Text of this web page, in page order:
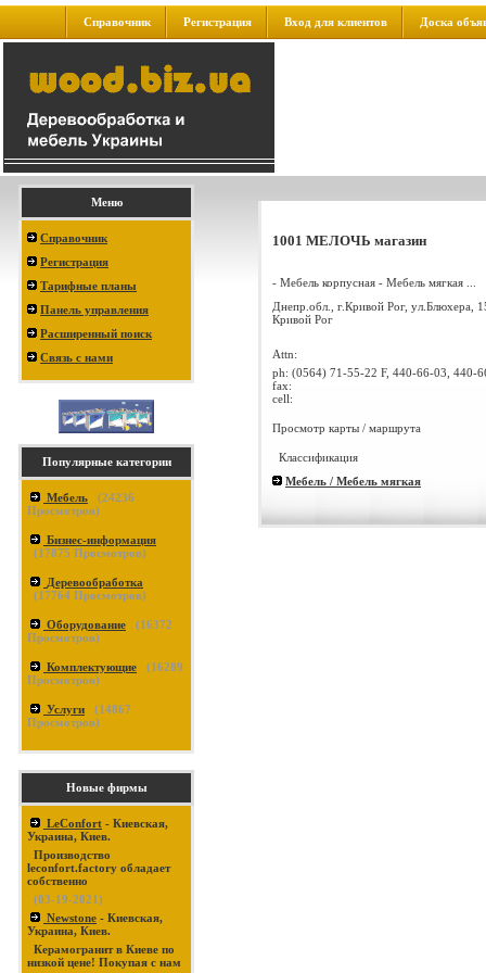
Справочник Регистрация Вход для клиентов Доска
Меню
Справочник
Регистрация
Тарифные планы
Панель управления
Расширенный поиск
Связь с нами
Популярные категории
Мебель (24236
Просмотров)
Бизнес-информация
(17875 Просмотров)
Деревообработка
(17764 Просмотров)
Оборудование (16372
Просмотров)
Комплектующие (16289
Просмотров)
Услуги (14867
Просмотров)
Новые фирмы
LeConfort - Киевская,
Украина, Киев.
Производство
leconfort.factory обладает
собственно
(03-19-2021)
Newstone - Киевская,
Украина, Киев.
Керамогранит в Киеве по
низкой цене! Покупая с нам
1001 МЕЛОЧЬ магазин
- Мебель корпусная - Мебель мягкая ...
Днепр.обл., г.Кривой Рог, ул.Блюхера,
Кривой Рог
Attn:
ph: (0564) 71-55-22 F, 440-66-03, 440-
fax:
cell:
Просмотр карты / маршрута
Классификация
Мебель / Мебель мягкая